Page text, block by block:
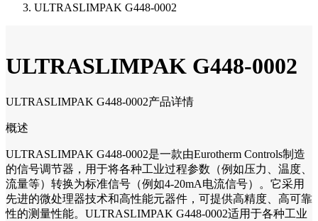
ULTRASLIMPAK G448-0002
ULTRASLIMPAK G448-0002
ULTRASLIMPAK G448-0002产品详情
概述
ULTRASLIMPAK G448-0002是一款由Eurotherm Controls制造
的信号调节器，用于将各种工业过程参数（例如压力、温度、
流量等）转换为标准信号（例如4-20mA电流信号）。它采用
先进的微处理器技术和高性能元器件，可提供高精度、高可靠
性的测量性能。ULTRASLIMPAK G448-0002适用于各种工业